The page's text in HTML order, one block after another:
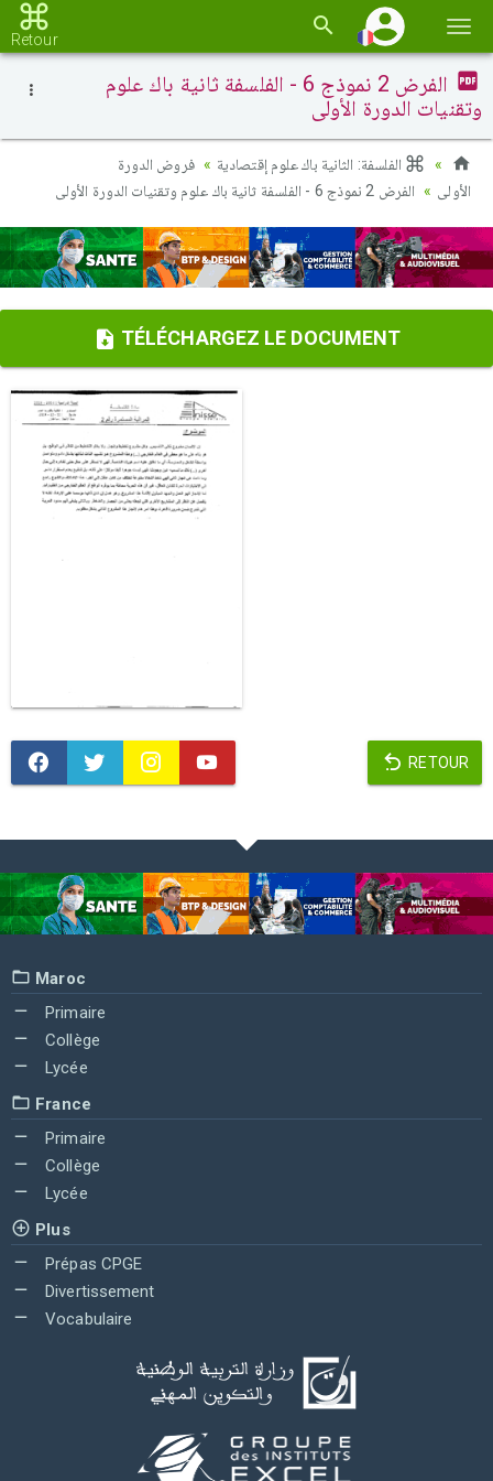
la
Retour
الفرض 2 نموذج 6 - الفلسفة ثانية باك علوم
وتقنيات الدورة الأولى
الفلسفة: الثانية باك علوم إقتصادية
فروض الدورة
الأولى
الفرض 2 نموذج 6 - الفلسفة ثانية باك علوم وتقنيات الدورة الأولى
TÉLÉCHARGEZ LE DOCUMENT
RETOUR
Maroc
Primaire
Collège
Lycée
France
Primaire
Collège
Lycée
Plus
Prépas CPGE
Divertissement
Vocabulaire